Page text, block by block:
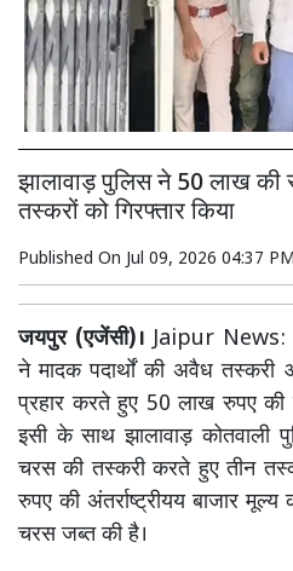
झालावाड़ पुलिस ने 50 लाख
तस्करों को गिरफ्तार किया
Published On Jul 09, 2026 04:37
जयपुर (एजेंसी)। Jaipur News:
ने मादक पदार्थों की अवैध तस्करी
प्रहार करते हुए 50 लाख रुपए
इसी के साथ झालावाड़ कोतवाली
चरस की तस्करी करते हुए तीन
रुपए की अंतर्राष्ट्रीयय बाजार
चरस जब्त की है।